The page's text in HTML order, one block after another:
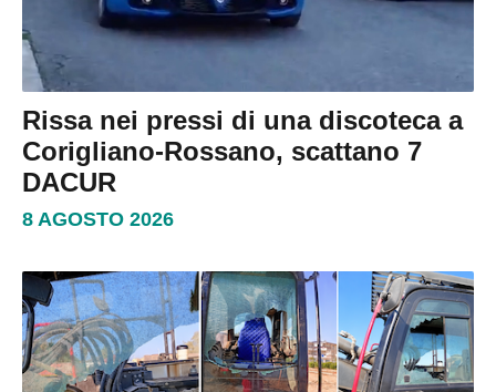
Rissa nei pressi di una discoteca a
Corigliano-Rossano, scattano 7
DACUR
8 AGOSTO 2026